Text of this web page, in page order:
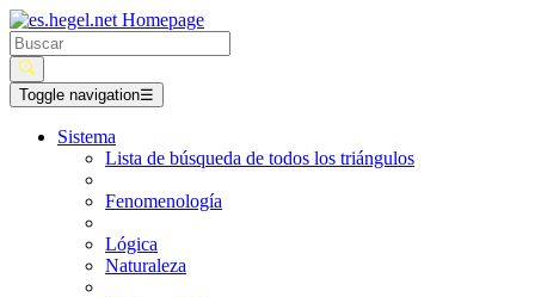
Toggle navigation☰
Sistema
Lista de búsqueda de todos los triángulos
Fenomenología
Lógica
Naturaleza